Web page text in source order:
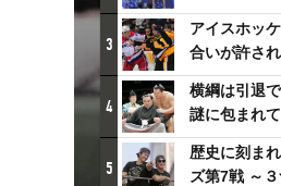
ラスとは
3
アイスホッ
合いが許さ
「ファイテ
いて
4
横綱は引退
謎に包まれ
相撲興行
5
歴史に刻ま
ズ第7戦 ～